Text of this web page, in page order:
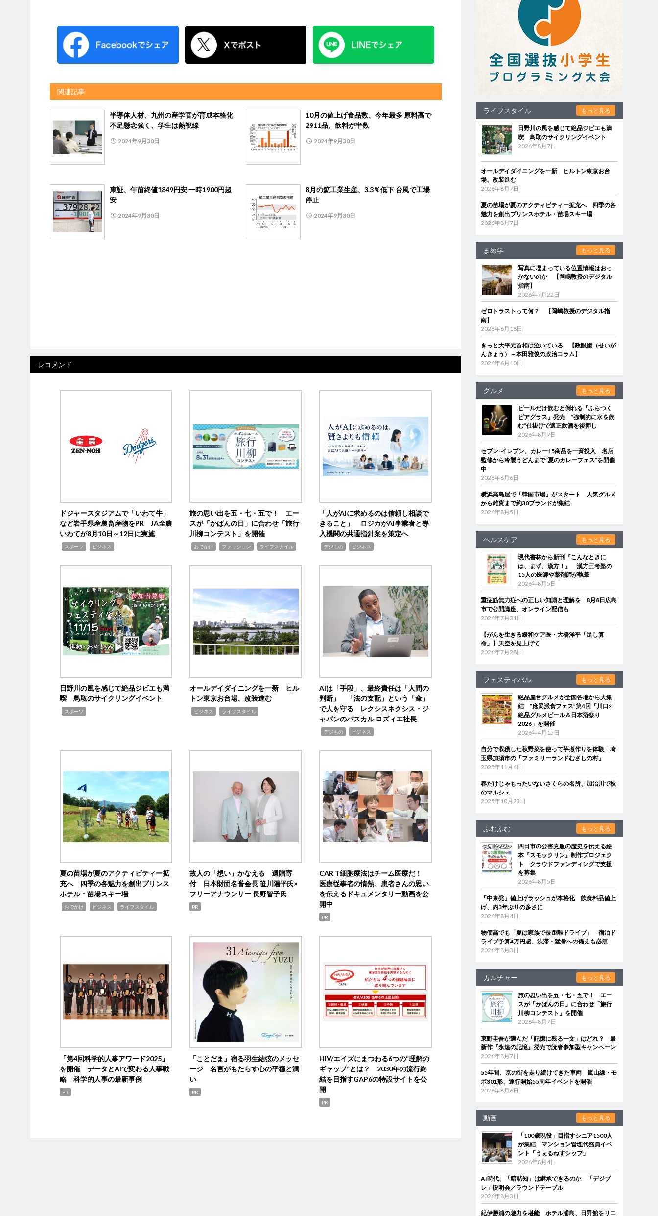
関連記事
半導体人材、九州の産学官が育成本格化
不足懸念強く、学生は熱視線
2024年9月30日
10月の値上げ食品数、今年最多 原料高で
2911品、飲料が半数
2024年9月30日
東証、午前終値1849円安 一時1900円超
安
2024年9月30日
8月の鉱工業生産、3.3％低下 台風で工場
停止
2024年9月30日
レコメンド
ドジャースタジアムで「いわて牛」
など岩手県産農畜産物をPR JA全農
いわてが8月10日～12日に実施
スポーツ ビジネス
旅の思い出を五・七・五で！ エー
スが「かばんの日」に合わせ「旅行
川柳コンテスト」を開催
おでかけ ファッション ライフスタイル
「人がAIに求めるのは信頼し相談で
きること」 ロジカがAI事業者と導
入機関の共通指針案を策定へ
デジもの ビジネス
日野川の風を感じて絶品ジビエも満
喫 鳥取のサイクリングイベント
スポーツ
オールデイダイニングを一新 ヒル
トン東京お台場、改装進む
ビジネス ライフスタイル
AIは「手段」、最終責任は「人間の
判断」 「法の支配」という「傘」
で人を守る レクシスネクシス・ジ
ャパンのパスカル ロズィエ社長
デジもの ビジネス
夏の苗場が夏のアクティビティー拡
充へ 四季の各魅力を創出プリンス
ホテル・苗場スキー場
おでかけ ビジネス ライフスタイル
故人の「想い」かなえる 遺贈寄
付 日本財団名誉会長 笹川陽平氏×
フリーアナウンサー 長野智子氏
PR
CAR T細胞療法はチーム医療だ！
医療従事者の情熱、患者さんの思い
を伝えるドキュメンタリー動画を公
開中
PR
「第4回科学的人事アワード2025」
を開催 データとAIで変わる人事戦
略 科学的人事の最新事例
PR
「ことだま」宿る羽生結弦のメッセ
ージ 名言がもたらす心の平穏と潤
い
PR
HIV/エイズにまつわる6つの“理解の
ギャップ”とは？ 2030年の流行終
結を目指すGAP6の特設サイトを公
開
PR
ライフスタイル もっと見る
日野川の風を感じて絶品ジビエも満
喫 鳥取のサイクリングイベント
2026年8月7日
オールデイダイニングを一新 ヒルトン東京お台
場、改装進む
2026年8月7日
夏の苗場が夏のアクティビティー拡充へ 四季の各
魅力を創出プリンスホテル・苗場スキー場
2026年8月7日
まめ学 もっと見る
写真に埋まっている位置情報はおっ
かないのか 【岡嶋教授のデジタル
指南】
2026年7月22日
ゼロトラストって何？ 【岡嶋教授のデジタル指
南】
2026年6月18日
きっと大平元首相は泣いている 【政眼鏡（せいが
んきょう）－本田雅俊の政治コラム】
2026年6月10日
グルメ もっと見る
ビールだけ飲むと倒れる「ふらつく
ビアグラス」発売 “強制的に水を飲
む”仕掛けで適正飲酒を後押し
2026年8月7日
セブン‐イレブン、カレー15商品を一斉投入 名店
監修から冷製うどんまで“夏のカレーフェス”を開催
中
2026年8月6日
横浜高島屋で「韓国市場」がスタート 人気グルメ
から雑貨まで約30ブランドが集結
2026年8月5日
ヘルスケア もっと見る
現代書林から新刊『こんなときに
は、まず、漢方！』 漢方三考塾の
15人の医師や薬剤師が執筆
2026年8月5日
重症筋無力症への正しい知識と理解を 8月8日広島
市で公開講座、オンライン配信も
2026年7月31日
【がんを生きる緩和ケア医・大橋洋平「足し算
命」】天空を見上げて
2026年7月28日
フェスティバル もっと見る
絶品屋台グルメが全国各地から大集
結 “庶民派食フェス”第4回「川口×
絶品グルメビール＆日本酒祭り
2026」を開催
2026年4月15日
自分で収穫した秋野菜を使って芋煮作りを体験 埼
玉県加須市の「ファミリーランドむさしの村」
2025年11月4日
春だけじゃもったいないさくらの名所、加治川で秋
のマルシェ
2025年10月23日
ふむふむ もっと見る
四日市の公害克服の歴史を伝える絵
本『スモックリン』制作プロジェク
ト クラウドファンディングで支援
を募集
2026年8月5日
「中東発」値上げラッシュが本格化 飲食料品値上
げ、約3年ぶりの多さに
2026年8月4日
物価高でも「夏は家族で長距離ドライブ」 宿泊ド
ライブ予算4万円超、渋滞・猛暑への備えも必須
2026年8月3日
カルチャー もっと見る
旅の思い出を五・七・五で！ エー
スが「かばんの日」に合わせ「旅行
川柳コンテスト」を開催
2026年8月7日
東野圭吾が選んだ「記憶に残る一文」はどれ？ 最
新作『永遠の記憶』発売で読者参加型キャンペーン
2026年8月7日
55年間、京の街を走り続けてきた車両 嵐山線・モ
ボ301形、運行開始55周年イベントを開催
2026年8月6日
動画 もっと見る
「100歳現役」目指すシニア1500人
が集結 マンション管理代務員イベ
ント「うぇるねすシップ」
2026年8月4日
AI時代、「暗黙知」は継承できるのか 「デジブ
レ」説明会／ラウンドテーブル
2026年8月3日
紀伊勝浦の魅力を堪能 ホテル浦島、日昇館をリニ